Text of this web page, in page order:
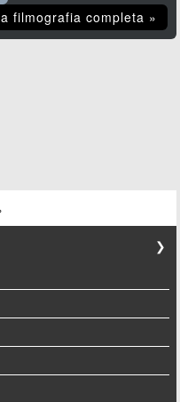
filmografia completa »
❯